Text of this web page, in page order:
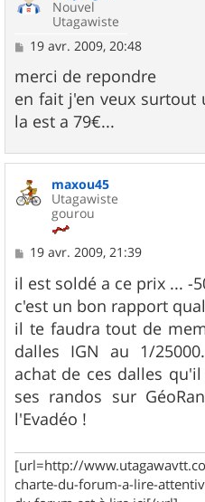
Nouvel
Utagawiste
M
s
s
a
g
e
19 avr. 2009, 20:48
merci de repondre
en fait j'en veux surtout
la est a 79€...
maxou45
Utagawiste
gourou
M
s
s
a
g
e
19 avr. 2009, 21:39
il est soldé a ce prix ... -
c'est un bon rapport
il te faudra tout de
dalles IGN au 1/
achat de ces dalles
ses randos sur
l'Evadéo !
[url=http://
charte-du-forum-a-lire-